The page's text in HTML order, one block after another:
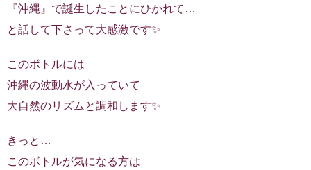
『沖縄』で誕生したことにひかれて…
と話して下さって大感激です✨
このボトルには
沖縄の波動水が入っていて
大自然のリズムと調和します✨
きっと…
このボトルが気になる方は